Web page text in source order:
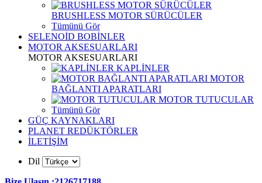
BRUSHLESS MOTOR SÜRÜCÜLER
Tümünü Gör
SELENOİD BOBİNLER
MOTOR AKSESUARLARI
MOTOR AKSESUARLARI
KAPLİNLER
MOTOR
BAĞLANTI APARATLARI
MOTOR TUTUCULAR
Tümünü Gör
GÜÇ KAYNAKLARI
PLANET REDÜKTÖRLER
İLETİŞİM
Dil